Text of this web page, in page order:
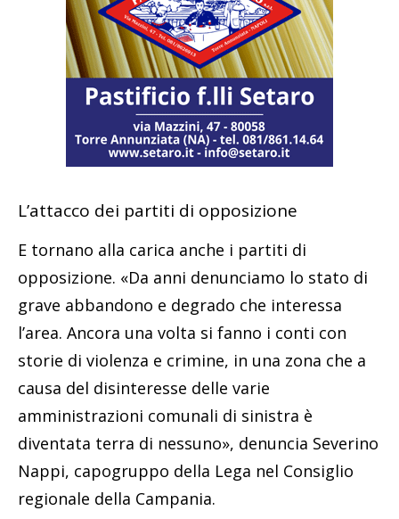
L’attacco dei partiti di opposizione
E tornano alla carica anche i partiti di
opposizione. «Da anni denunciamo lo stato di
grave abbandono e degrado che interessa
l’area. Ancora una volta si fanno i conti con
storie di violenza e crimine, in una zona che a
causa del disinteresse delle varie
amministrazioni comunali di sinistra è
diventata terra di nessuno», denuncia Severino
Nappi, capogruppo della Lega nel Consiglio
regionale della Campania.